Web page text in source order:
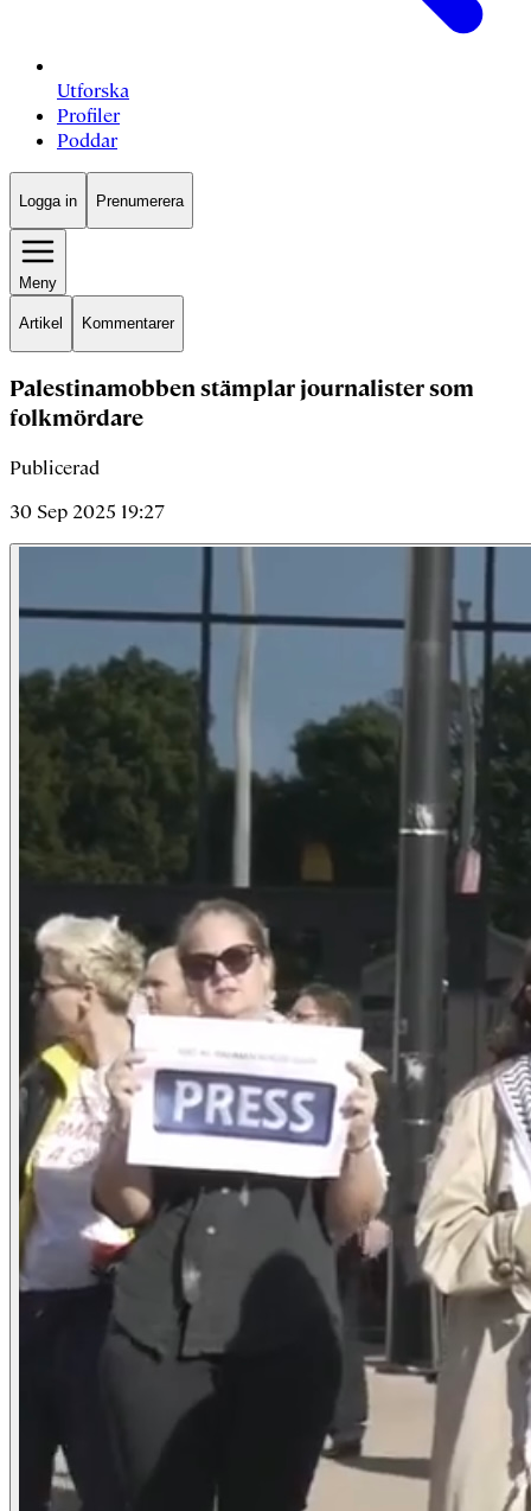
Utforska
Profiler
Poddar
Logga in Prenumerera
Meny
Artikel Kommentarer
Palestinamobben stämplar journalister som
folkmördare
Publicerad
30 Sep 2025 19:27